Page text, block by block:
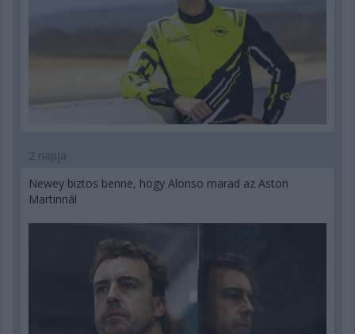
2 napja
Newey biztos benne, hogy Alonso marad az Aston
Martinnál